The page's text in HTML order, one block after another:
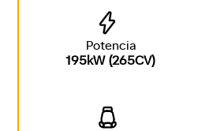
Potencia
195kW (265CV)